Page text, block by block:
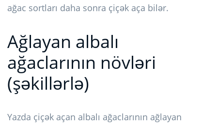
ağac sortları daha sonra çiçək aça bilər.
Ağlayan albalı
ağaclarının növləri
(şəkillərlə)
Yazda çiçək açan albalı ağaclarının ağlayan